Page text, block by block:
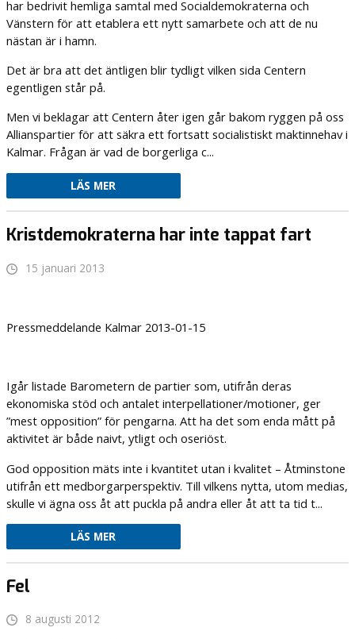
har bedrivit hemliga samtal med Socialdemokraterna och
Vänstern för att etablera ett nytt samarbete och att de nu
nästan är i hamn.
Det är bra att det äntligen blir tydligt vilken sida Centern
egentligen står på.
Men vi beklagar att Centern åter igen går bakom ryggen på oss
Allianspartier för att säkra ett fortsatt socialistiskt maktinnehav i
Kalmar. Frågan är vad de borgerliga c...
LÄS MER
Kristdemokraterna har inte tappat fart
15 januari 2013
Pressmeddelande Kalmar 2013-01-15
Igår listade Barometern de partier som, utifrån deras
ekonomiska stöd och antalet interpellationer/motioner, ger
”mest opposition” för pengarna. Att ha det som enda mått på
aktivitet är både naivt, ytligt och oseriöst.
God opposition mäts inte i kvantitet utan i kvalitet – Åtminstone
utifrån ett medborgarperspektiv. Till vilkens nytta, utom medias,
skulle vi ägna oss åt att puckla på andra eller åt att ta tid t...
LÄS MER
Fel
8 augusti 2012